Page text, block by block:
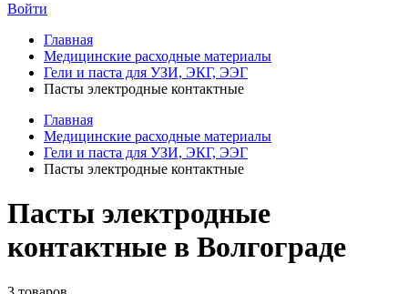
Войти
Главная
Медицинские расходные материалы
Гели и паста для УЗИ, ЭКГ, ЭЭГ
Пасты электродные контактные
Главная
Медицинские расходные материалы
Гели и паста для УЗИ, ЭКГ, ЭЭГ
Пасты электродные контактные
Пасты электродные
контактные в Волгограде